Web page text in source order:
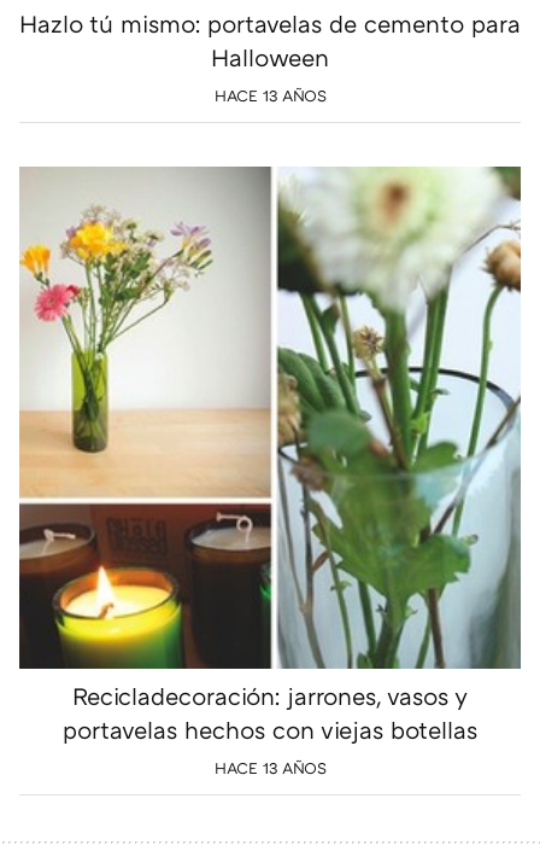
Hazlo tú mismo: portavelas de cemento para
Halloween
HACE 13 AÑOS
Recicladecoración: jarrones, vasos y
portavelas hechos con viejas botellas
HACE 13 AÑOS